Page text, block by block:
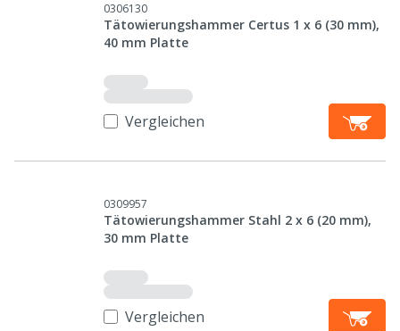
0306130
Tätowierungshammer Certus 1 x 6 (30 mm),
40 mm Platte
Vergleichen
0309957
Tätowierungshammer Stahl 2 x 6 (20 mm),
30 mm Platte
Vergleichen